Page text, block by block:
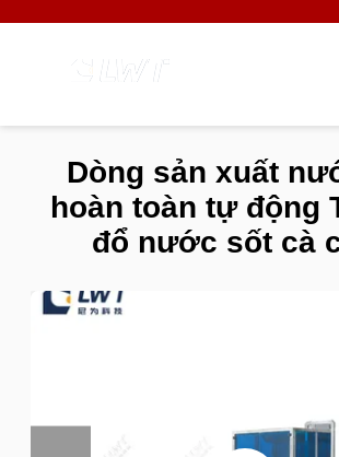
Dòng sản xuất
hoàn toàn tự động
đổ nước sốt cà